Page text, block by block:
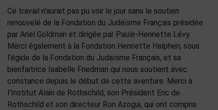
Ce travail n’aurait pas pu voir le jour sans le soutien
renouvelé de la Fondation du Judaïsme Français présidée
par Ariel Goldman et dirigée par Paule-Henriette Lévy.
Merci également à la Fondation Henriette Halphen, sous
l’égide de la Fondation du Judaïsme Français, et sa
bienfaitrice Isabelle Friedman qui nous soutient avec
constance depuis le début de cette aventure. Merci à
l’Institut Alain de Rothschild, son Président Eric de
Rothschild et son directeur Ron Azogui, qui ont compris